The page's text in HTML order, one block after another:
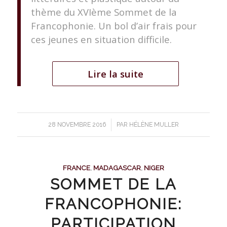
thème du XVIème Sommet de la
Francophonie. Un bol d’air frais pour
ces jeunes en situation difficile.
Lire la suite
28 NOVEMBRE 2016
/ PAR HÉLÈNE MULLER
FRANCE, MADAGASCAR, NIGER
SOMMET DE LA
FRANCOPHONIE: